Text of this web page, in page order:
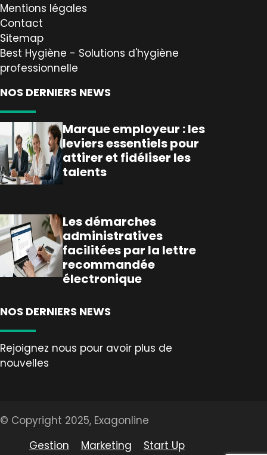
Mentions légales
Contact
Sitemap
Best Hygiène - Solutions d'hygiène
professionnelle
NOS DERNIERS NEWS
Marque employeur : les
leviers essentiels pour
attirer et fidéliser les
talents
Les démarches
administratives
facilitées par la lettre
recommandée
électronique
NOS DERNIERS NEWS
Rejoignez nous pour avoir plus de
nouvelles
© Copyright 2025, Exagonline
Gestion
Marketing
Start Up